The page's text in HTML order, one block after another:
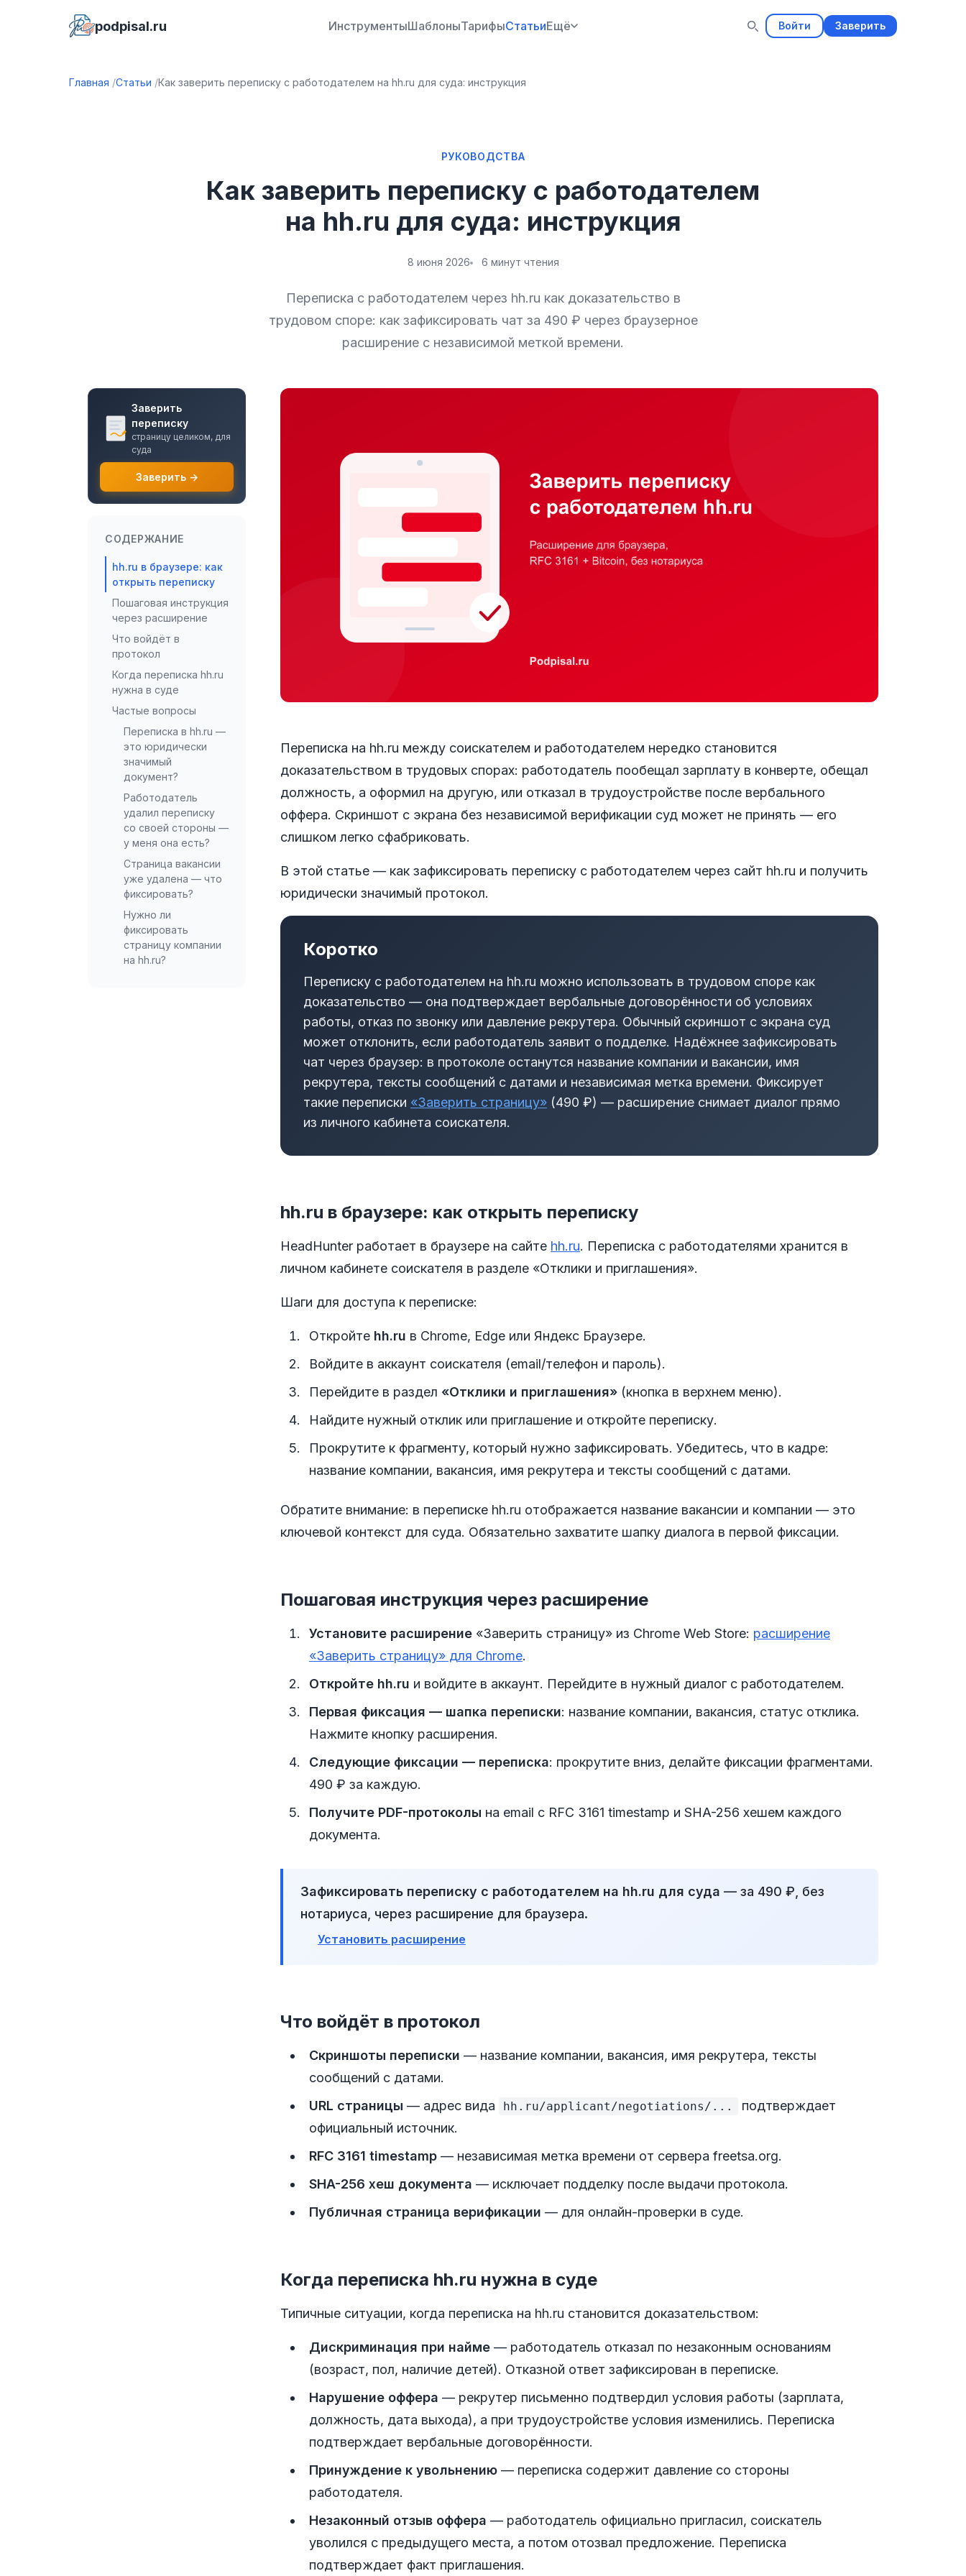
podpisal.ru ИнструментыШаблоныТарифыСтатьиЕщё Войти Заверить
Главная Статьи Как заверить переписку с работодателем на hh.ru для суда: инструкция
РУКОВОДСТВА
Как заверить переписку с работодателем
на hh.ru для суда: инструкция
8 июня 2026 6 минут чтения
Переписка с работодателем через hh.ru как доказательство в
трудовом споре: как зафиксировать чат за 490 ₽ через браузерное
расширение с независимой меткой времени.
Заверить
переписку
страницу целиком, для
суда
Заверить →
СОДЕРЖАНИЕ
hh.ru в браузере: как
открыть переписку
Пошаговая инструкция
через расширение
Что войдёт в
протокол
Когда переписка hh.ru
нужна в суде
Частые вопросы
Переписка в hh.ru —
это юридически
значимый
документ?
Работодатель
удалил переписку
со своей стороны —
у меня она есть?
Страница вакансии
уже удалена — что
фиксировать?
Нужно ли
фиксировать
страницу компании
на hh.ru?
Переписка на hh.ru между соискателем и работодателем нередко становится
доказательством в трудовых спорах: работодатель пообещал зарплату в конверте, обещал
должность, а оформил на другую, или отказал в трудоустройстве после вербального
оффера. Скриншот с экрана без независимой верификации суд может не принять — его
слишком легко сфабриковать.
В этой статье — как зафиксировать переписку с работодателем через сайт hh.ru и получить
юридически значимый протокол.
Коротко
Переписку с работодателем на hh.ru можно использовать в трудовом споре как
доказательство — она подтверждает вербальные договорённости об условиях
работы, отказ по звонку или давление рекрутера. Обычный скриншот с экрана суд
может отклонить, если работодатель заявит о подделке. Надёжнее зафиксировать
чат через браузер: в протоколе останутся название компании и вакансии, имя
рекрутера, тексты сообщений с датами и независимая метка времени. Фиксирует
такие переписки «Заверить страницу» (490 ₽) — расширение снимает диалог прямо
из личного кабинета соискателя.
hh.ru в браузере: как открыть переписку
HeadHunter работает в браузере на сайте hh.ru. Переписка с работодателями хранится в
личном кабинете соискателя в разделе «Отклики и приглашения».
Шаги для доступа к переписке:
Откройте hh.ru в Chrome, Edge или Яндекс Браузере.
Войдите в аккаунт соискателя (email/телефон и пароль).
Перейдите в раздел «Отклики и приглашения» (кнопка в верхнем меню).
Найдите нужный отклик или приглашение и откройте переписку.
Прокрутите к фрагменту, который нужно зафиксировать. Убедитесь, что в кадре:
название компании, вакансия, имя рекрутера и тексты сообщений с датами.
Обратите внимание: в переписке hh.ru отображается название вакансии и компании — это
ключевой контекст для суда. Обязательно захватите шапку диалога в первой фиксации.
Пошаговая инструкция через расширение
Установите расширение «Заверить страницу» из Chrome Web Store: расширение
«Заверить страницу» для Chrome.
Откройте hh.ru и войдите в аккаунт. Перейдите в нужный диалог с работодателем.
Первая фиксация — шапка переписки: название компании, вакансия, статус отклика.
Нажмите кнопку расширения.
Следующие фиксации — переписка: прокрутите вниз, делайте фиксации фрагментами.
490 ₽ за каждую.
Получите PDF-протоколы на email с RFC 3161 timestamp и SHA-256 хешем каждого
документа.
Зафиксировать переписку с работодателем на hh.ru для суда — за 490 ₽, без
нотариуса, через расширение для браузера.
Установить расширение
Что войдёт в протокол
Скриншоты переписки — название компании, вакансия, имя рекрутера, тексты
сообщений с датами.
URL страницы — адрес вида hh.ru/applicant/negotiations/...
подтверждает
официальный источник.
RFC 3161 timestamp — независимая метка времени от сервера freetsa.org.
SHA-256 хеш документа — исключает подделку после выдачи протокола.
Публичная страница верификации — для онлайн-проверки в суде.
Когда переписка hh.ru нужна в суде
Типичные ситуации, когда переписка на hh.ru становится доказательством:
Дискриминация при найме — работодатель отказал по незаконным основаниям
(возраст, пол, наличие детей). Отказной ответ зафиксирован в переписке.
Нарушение оффера — рекрутер письменно подтвердил условия работы (зарплата,
должность, дата выхода), а при трудоустройстве условия изменились. Переписка
подтверждает вербальные договорённости.
Принуждение к увольнению — переписка содержит давление со стороны
работодателя.
Незаконный отзыв оффера — работодатель официально пригласил, соискатель
уволился с предыдущего места, а потом отозвал предложение. Переписка
подтверждает факт приглашения.